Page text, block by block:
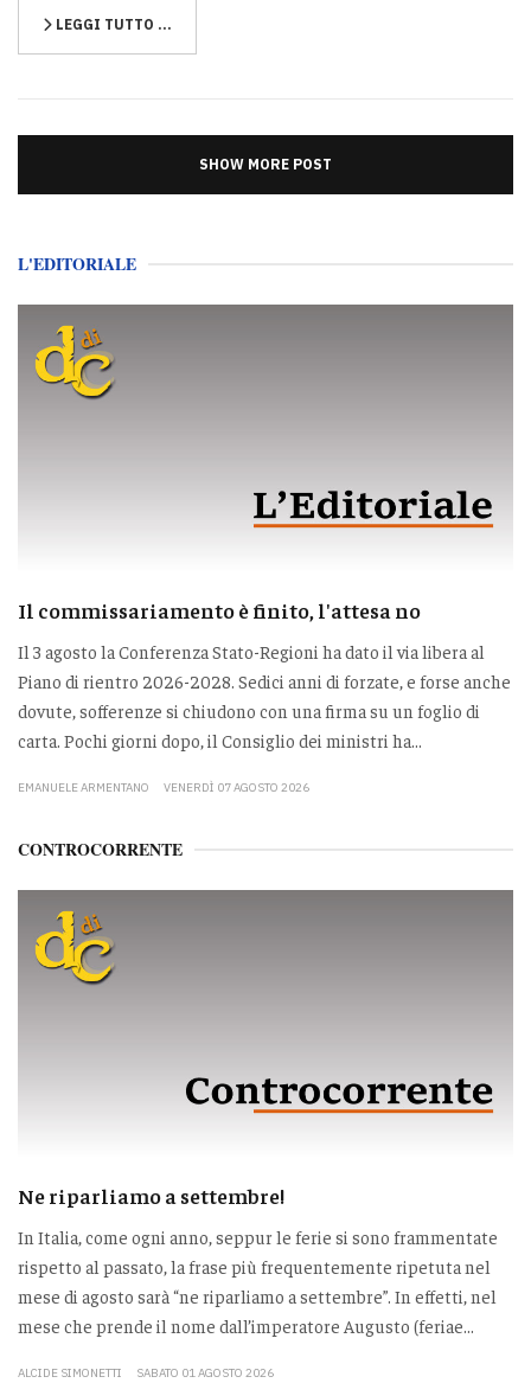
LEGGI TUTTO …
SHOW MORE POST
L'EDITORIALE
Il commissariamento è finito, l'attesa no
Il 3 agosto la Conferenza Stato-Regioni ha dato il via libera al
Piano di rientro 2026-2028. Sedici anni di forzate, e forse anche
dovute, sofferenze si chiudono con una firma su un foglio di
carta. Pochi giorni dopo, il Consiglio dei ministri ha...
EMANUELE ARMENTANO VENERDÌ 07 AGOSTO 2026
CONTROCORRENTE
Ne riparliamo a settembre!
In Italia, come ogni anno, seppur le ferie si sono frammentate
rispetto al passato, la frase più frequentemente ripetuta nel
mese di agosto sarà “ne riparliamo a settembre”. In effetti, nel
mese che prende il nome dall’imperatore Augusto (feriae...
ALCIDE SIMONETTI SABATO 01 AGOSTO 2026